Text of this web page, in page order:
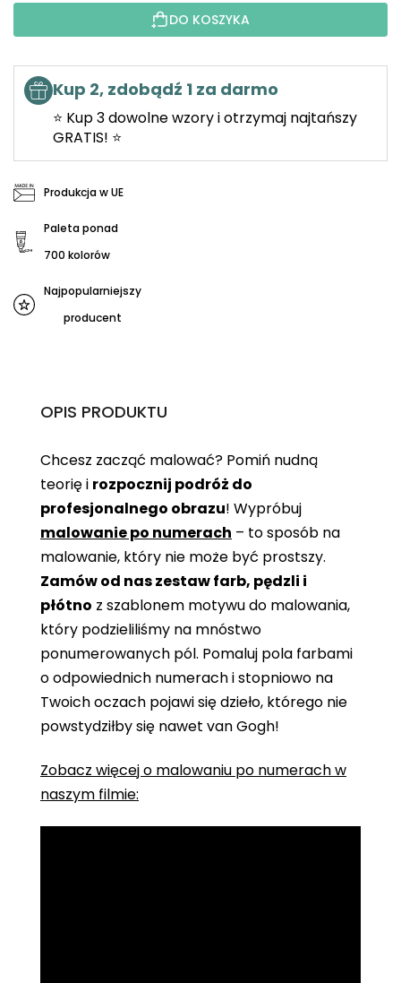
DO KOSZYKA
Kup 2, zdobądź 1 za darmo
⭐ Kup 3 dowolne wzory i otrzymaj najtańszy
GRATIS! ⭐
Produkcja w UE
Paleta ponad
700 kolorów
Najpopularniejszy
producent
OPIS PRODUKTU
Chcesz zacząć malować? Pomiń nudną
teorię i rozpocznij podróż do
profesjonalnego obrazu! Wypróbuj
malowanie po numerach – to sposób na
malowanie, który nie może być prostszy.
Zamów od nas zestaw farb, pędzli i
płótno z szablonem motywu do malowania,
który podzieliliśmy na mnóstwo
ponumerowanych pól. Pomaluj pola farbami
o odpowiednich numerach i stopniowo na
Twoich oczach pojawi się dzieło, którego nie
powstydziłby się nawet van Gogh!
Zobacz więcej o malowaniu po numerach w
naszym filmie: